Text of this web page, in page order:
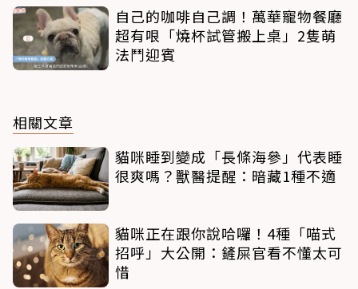
自己的咖啡自己調！萬華寵物餐廳
超有哏「燒杯試管搬上桌」2隻萌
法鬥迎賓
相關文章
貓咪睡到變成「長條海參」代表睡
很爽嗎？獸醫提醒：暗藏1種不適
貓咪正在跟你說哈囉！4種「喵式
招呼」大公開：鏟屎官看不懂太可
惜